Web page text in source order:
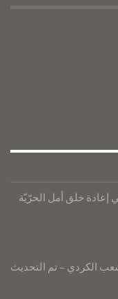
إعادة خلق أمل الحرّيّة
الكردي – تم التحديث